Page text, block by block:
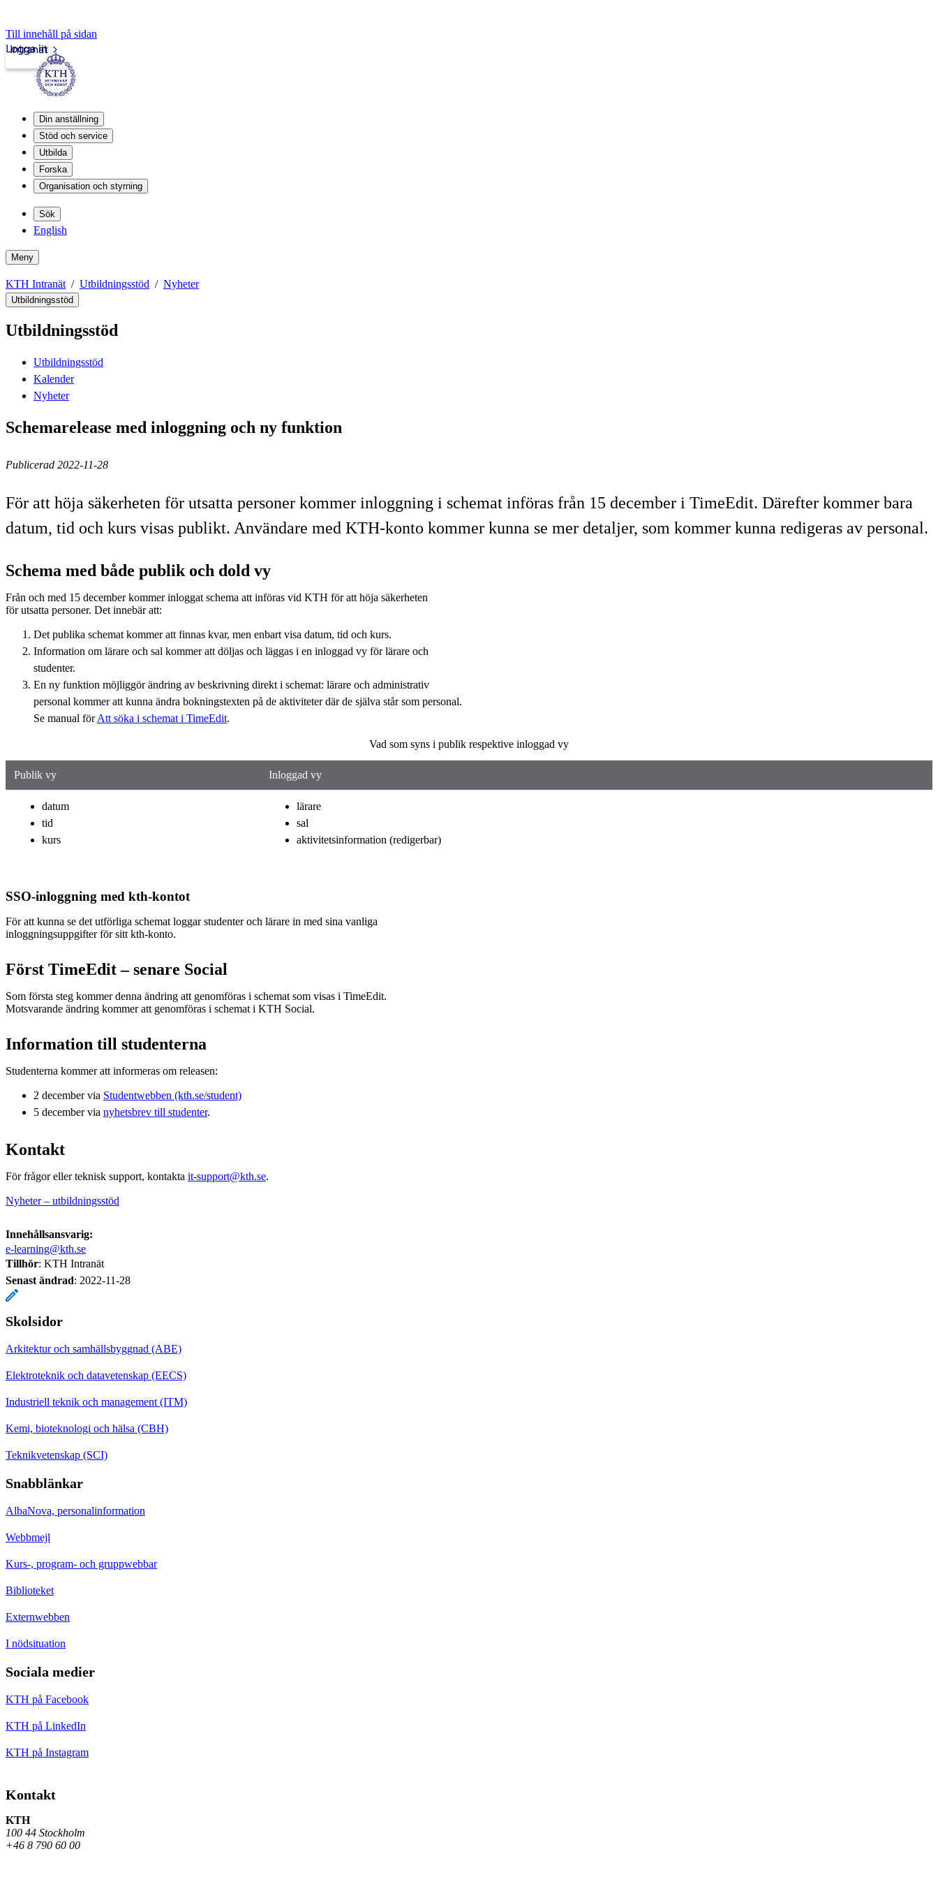
Till innehåll på sidan
Intranät
Logga in
Din anställning
Stöd och service
Utbilda
Forska
Organisation och styrning
Sök
English
Meny
KTH Intranät Utbildningsstöd Nyheter
Utbildningsstöd
Utbildningsstöd
Utbildningsstöd
Kalender
Nyheter
Schemarelease med inloggning och ny funktion
Publicerad 2022-11-28
För att höja säkerheten för utsatta personer kommer inloggning i schemat införas från 15 december i TimeEdit. Därefter kommer bara
datum, tid och kurs visas publikt. Användare med KTH-konto kommer kunna se mer detaljer, som kommer kunna redigeras av personal.
Schema med både publik och dold vy
Från och med 15 december kommer inloggat schema att införas vid KTH för att höja säkerheten
för utsatta personer. Det innebär att:
Det publika schemat kommer att finnas kvar, men enbart visa datum, tid och kurs.
Information om lärare och sal kommer att döljas och läggas i en inloggad vy för lärare och
studenter.
En ny funktion möjliggör ändring av beskrivning direkt i schemat: lärare och administrativ
personal kommer att kunna ändra bokningstexten på de aktiviteter där de själva står som personal.
Se manual förAtt söka i schemat i TimeEdit.
Vad som syns i publik respektive inloggad vy
Publik vy Inloggad vy
datum
tid
kurs
lärare
sal
aktivitetsinformation (redigerbar)
SSO-inloggning med kth-kontot
För att kunna se det utförliga schemat loggar studenter och lärare in med sina vanliga
inloggningsuppgifter för sitt kth-konto.
Först TimeEdit – senare Social
Som första steg kommer denna ändring att genomföras i schemat som visas i TimeEdit.
Motsvarande ändring kommer att genomföras i schemat i KTH Social.
Information till studenterna
Studenterna kommer att informeras om releasen:
2 december via Studentwebben (kth.se/student)
5 december via nyhetsbrev till studenter.
Kontakt
För frågor eller teknisk support, kontakta it-support@kth.se.
Nyheter – utbildningsstöd
Innehållsansvarig:
e-learning@kth.se
Tillhör: KTH Intranät
Senast ändrad: 2022-11-28
Skolsidor
Arkitektur och samhällsbyggnad (ABE)
Elektroteknik och datavetenskap (EECS)
Industriell teknik och management (ITM)
Kemi, bioteknologi och hälsa (CBH)
Teknikvetenskap (SCI)
Snabblänkar
AlbaNova, personalinformation
Webbmejl
Kurs-, program- och gruppwebbar
Biblioteket
Externwebben
I nödsituation
Sociala medier
KTH på Facebook
KTH på LinkedIn
KTH på Instagram
Kontakt
KTH
100 44 Stockholm
+46 8 790 60 00